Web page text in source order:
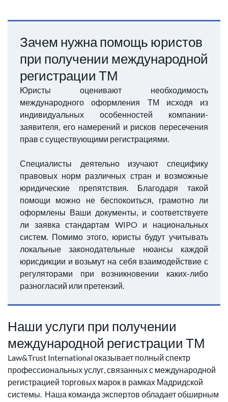
Зачем нужна помощь юристов
при получении международной
регистрации ТМ
Юристы оценивают необходимость
международного оформления ТМ исходя из
индивидуальных особенностей компании-
заявителя, его намерений и рисков пересечения
прав с существующими регистрациями.
Специалисты деятельно изучают специфику
правовых норм различных стран и возможные
юридические препятствия. Благодаря такой
помощи можно не беспокоиться, грамотно ли
оформлены Ваши документы, и соответствуете
ли заявка стандартам WIPO и национальных
систем. Помимо этого, юристы будут учитывать
локальные законодательные нюансы каждой
юрисдикции и возьмут на себя взаимодействие с
регуляторами при возникновении каких-либо
разногласий или претензий.
Наши услуги при получении
международной регистрации ТМ
Law&Trust International оказывает полный спектр
профессиональных услуг, связанных с международной
регистрацией торговых марок в рамках Мадридской
системы. Наша команда экспертов обладает обширным